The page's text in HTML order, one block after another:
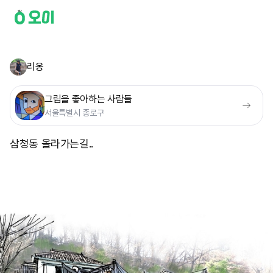
리옹
그림을 좋아하는 사람들
서울특별시 종로구
삼청동 올라가는길..